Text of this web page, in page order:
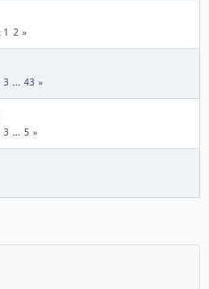
1 2
3 ... 43
3 ... 5